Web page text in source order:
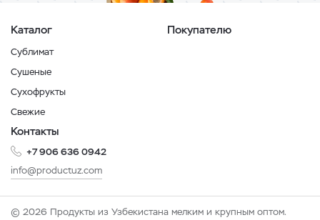
Каталог
Сублимат
Сушеные
Сухофрукты
Свежие
Покупателю
Контакты
+7 906 636 0942
info@productuz.com
© 2026 Продукты из Узбекистана мелким и крупным оптом.